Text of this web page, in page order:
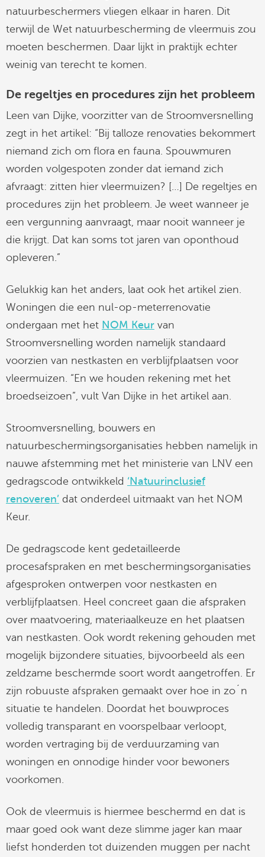
natuurbeschermers vliegen elkaar in haren. Dit
terwijl de Wet natuurbescherming de vleermuis zou
moeten beschermen. Daar lijkt in praktijk echter
weinig van terecht te komen.
De regeltjes en procedures zijn het probleem
Leen van Dijke, voorzitter van de Stroomversnelling
zegt in het artikel: “Bij talloze renovaties bekommert
niemand zich om flora en fauna. Spouwmuren
worden volgespoten zonder dat iemand zich
afvraagt: zitten hier vleermuizen? […] De regeltjes en
procedures zijn het probleem. Je weet wanneer je
een vergunning aanvraagt, maar nooit wanneer je
die krijgt. Dat kan soms tot jaren van oponthoud
opleveren.”
Gelukkig kan het anders, laat ook het artikel zien.
Woningen die een nul-op-meterrenovatie
ondergaan met het NOM Keur van
Stroomversnelling worden namelijk standaard
voorzien van nestkasten en verblijfplaatsen voor
vleermuizen. “En we houden rekening met het
broedseizoen”, vult Van Dijke in het artikel aan.
Stroomversnelling, bouwers en
natuurbeschermingsorganisaties hebben namelijk in
nauwe afstemming met het ministerie van LNV een
gedragscode ontwikkeld ‘Natuurinclusief
renoveren’ dat onderdeel uitmaakt van het NOM
Keur.
De gedragscode kent gedetailleerde
procesafspraken en met beschermingsorganisaties
afgesproken ontwerpen voor nestkasten en
verblijfplaatsen. Heel concreet gaan die afspraken
over maatvoering, materiaalkeuze en het plaatsen
van nestkasten. Ook wordt rekening gehouden met
mogelijk bijzondere situaties, bijvoorbeeld als een
zeldzame beschermde soort wordt aangetroffen. Er
zijn robuuste afspraken gemaakt over hoe in zo´n
situatie te handelen. Doordat het bouwproces
volledig transparant en voorspelbaar verloopt,
worden vertraging bij de verduurzaming van
woningen en onnodige hinder voor bewoners
voorkomen.
Ook de vleermuis is hiermee beschermd en dat is
maar goed ook want deze slimme jager kan maar
liefst honderden tot duizenden muggen per nacht